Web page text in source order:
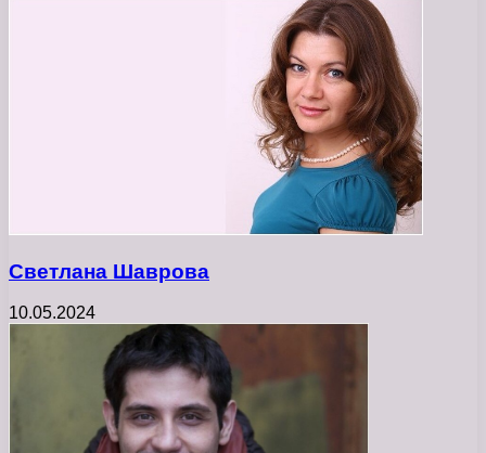
Светлана Шаврова
10.05.2024